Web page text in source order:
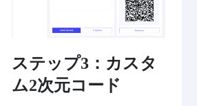
ステップ3：カスタ
ム2次元コード